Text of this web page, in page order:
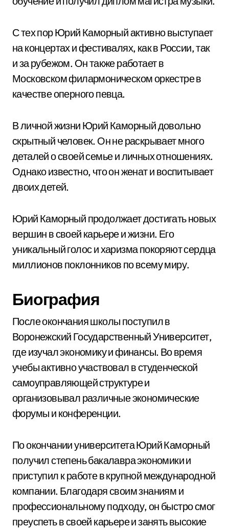
С тех пор Юрий Каморный активно выступает
на концертах и фестивалях, как в России, так
и за рубежом. Он также работает в
Московском филармоническом оркестре в
качестве оперного певца.
В личной жизни Юрий Каморный довольно
скрытный человек. Он не раскрывает много
деталей о своей семье и личных отношениях.
Однако известно, что он женат и воспитывает
двоих детей.
Юрий Каморный продолжает достигать новых
вершин в своей карьере и жизни. Его
уникальный голос и харизма покоряют сердца
миллионов поклонников по всему миру.
Биография
После окончания школы поступил в
Воронежский Государственный Университет,
где изучал экономику и финансы. Во время
учебы активно участвовал в студенческой
самоуправляющей структуре и
организовывал различные экономические
форумы и конференции.
По окончании университета Юрий Каморный
получил степень бакалавра экономики и
приступил к работе в крупной международной
компании. Благодаря своим знаниям и
профессиональному подходу, он быстро смог
преуспеть в своей карьере и занять высокие